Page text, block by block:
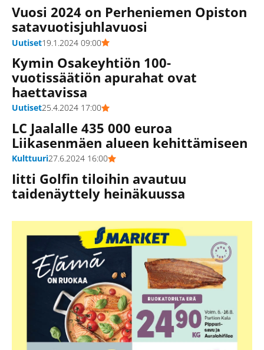
Vuosi 2024 on Perheniemen Opiston
satavuotisjuhlavuosi
Uutiset19.1.2024 09:00
Kymin Osakeyhtiön 100-
vuotissäätiön apurahat ovat
haettavissa
Uutiset25.4.2024 17:00
LC Jaalalle 435 000 euroa
Liikasenmäen alueen kehittämiseen
Kulttuuri27.6.2024 16:00
Iitti Golfin tiloihin avautuu
taidenäyttely heinäkuussa